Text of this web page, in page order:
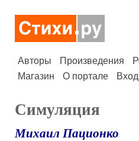
Авторы Произведения
Магазин
О портале
Симуляция
Михаил Пационко